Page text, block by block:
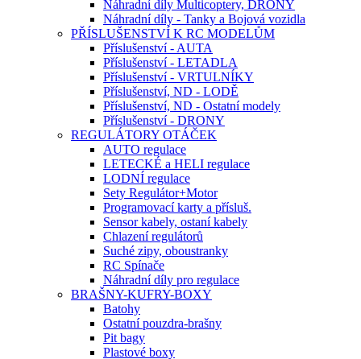
Náhradní díly Multicoptery, DRONY
Náhradní díly - Tanky a Bojová vozidla
PŘÍSLUŠENSTVÍ K RC MODELŮM
Příslušenství - AUTA
Příslušenství - LETADLA
Příslušenství - VRTULNÍKY
Příslušenství, ND - LODĚ
Příslušenství, ND - Ostatní modely
Příslušenství - DRONY
REGULÁTORY OTÁČEK
AUTO regulace
LETECKÉ a HELI regulace
LODNÍ regulace
Sety Regulátor+Motor
Programovací karty a přísluš.
Sensor kabely, ostaní kabely
Chlazení regulátorů
Suché zipy, oboustranky
RC Spínače
Náhradní díly pro regulace
BRAŠNY-KUFRY-BOXY
Batohy
Ostatní pouzdra-brašny
Pit bagy
Plastové boxy